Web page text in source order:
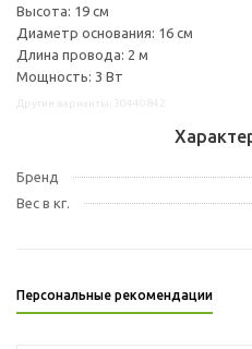
Высота: 19 см
Диаметр основания: 16 см
Длина провода: 2 м
Мощность: 3 Вт
Бренд
Вес в кг.
Персональные рекомендации